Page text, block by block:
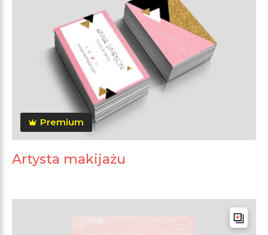
Premium
Artysta makijażu